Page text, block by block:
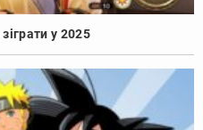
у 2025